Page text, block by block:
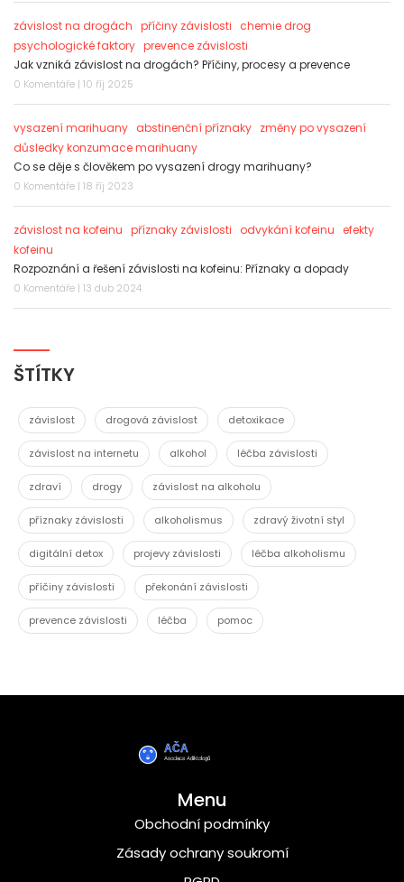
závislost na drogách příčiny závislosti
chemie drog
psychologické faktory prevence závislosti
Jak vzniká závislost na drogách? Příčiny, procesy a prevence
0 Komentáře | 10 říj 2025
vysazení marihuany abstinenční příznaky změny po vysazení
důsledky konzumace marihuany
Co se děje s člověkem po vysazení drogy marihuany?
0 Komentáře | 18 říj 2023
závislost na kofeinu příznaky závislosti odvykání kofeinu
efekty
kofeinu
Rozpoznání a řešení závislosti na kofeinu: Příznaky a dopady
0 Komentáře | 13 dub 2024
ŠTÍTKY
závislost drogová závislost detoxikace
závislost na internetu alkohol léčba závislosti
zdraví drogy závislost na alkoholu
příznaky závislosti alkoholismus zdravý životní styl
digitální detox projevy závislosti léčba alkoholismu
příčiny závislosti překonání závislosti
prevence závislosti léčba pomoc
Menu
Obchodní podmínky
Zásady ochrany soukromí